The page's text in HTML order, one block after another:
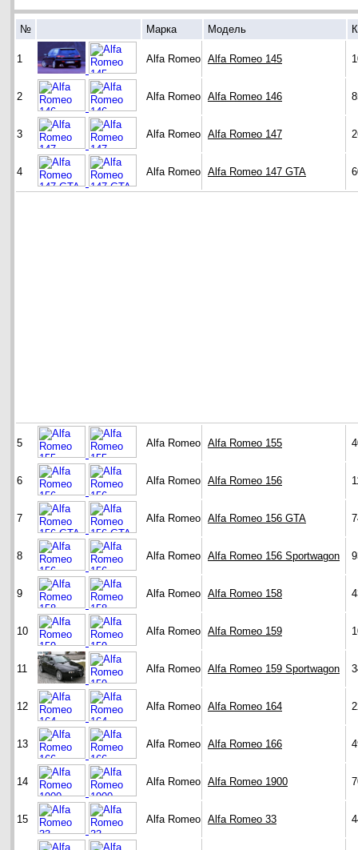
№ Марка Модель
1 Alfa Romeo Alfa Romeo 145
2 Alfa Romeo Alfa Romeo 146
3 Alfa Romeo Alfa Romeo 147
4 Alfa Romeo Alfa Romeo 147 GTA
5 Alfa Romeo Alfa Romeo 155
6 Alfa Romeo Alfa Romeo 156
7 Alfa Romeo Alfa Romeo 156 GTA
8 Alfa Romeo Alfa Romeo 156 Sportwagon
9 Alfa Romeo Alfa Romeo 158
10 Alfa Romeo Alfa Romeo 159
11 Alfa Romeo Alfa Romeo 159 Sportwagon
12 Alfa Romeo Alfa Romeo 164
13 Alfa Romeo Alfa Romeo 166
14 Alfa Romeo Alfa Romeo 1900
15 Alfa Romeo Alfa Romeo 33